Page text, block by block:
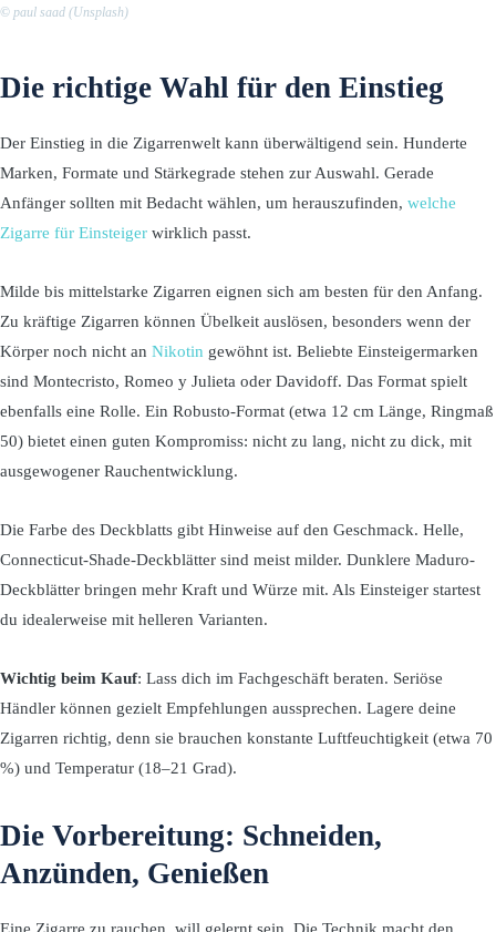
© paul saad (Unsplash)
Die richtige Wahl für den Einstieg
Der Einstieg in die Zigarrenwelt kann überwältigend sein. Hunderte
Marken, Formate und Stärkegrade stehen zur Auswahl. Gerade
Anfänger sollten mit Bedacht wählen, um herauszufinden, welche
Zigarre für Einsteiger wirklich passt.
Milde bis mittelstarke Zigarren eignen sich am besten für den Anfang.
Zu kräftige Zigarren können Übelkeit auslösen, besonders wenn der
Körper noch nicht an Nikotin gewöhnt ist. Beliebte Einsteigermarken
sind Montecristo, Romeo y Julieta oder Davidoff. Das Format spielt
ebenfalls eine Rolle. Ein Robusto-Format (etwa 12 cm Länge, Ringmaß
50) bietet einen guten Kompromiss: nicht zu lang, nicht zu dick, mit
ausgewogener Rauchentwicklung.
Die Farbe des Deckblatts gibt Hinweise auf den Geschmack. Helle,
Connecticut-Shade-Deckblätter sind meist milder. Dunklere Maduro-
Deckblätter bringen mehr Kraft und Würze mit. Als Einsteiger startest
du idealerweise mit helleren Varianten.
Wichtig beim Kauf: Lass dich im Fachgeschäft beraten. Seriöse
Händler können gezielt Empfehlungen aussprechen. Lagere deine
Zigarren richtig, denn sie brauchen konstante Luftfeuchtigkeit (etwa 70
%) und Temperatur (18–21 Grad).
Die Vorbereitung: Schneiden,
Anzünden, Genießen